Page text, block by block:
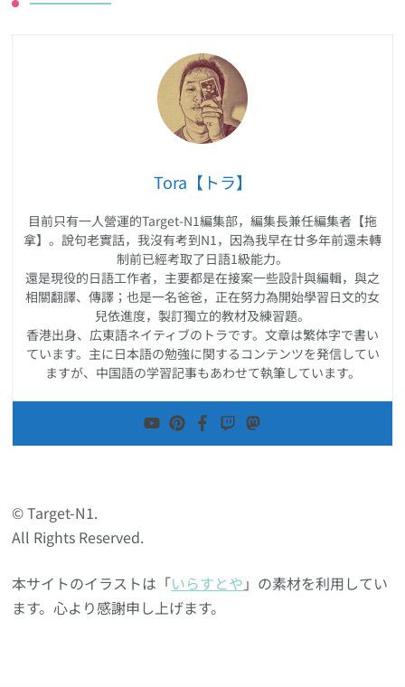
Tora【トラ】
目前只有一人營運的Target-N1編集部，編集長兼任編集者【拖
拿】。說句老實話，我沒有考到N1，因為我早在廿多年前還未轉
制前已經考取了日語1級能力。
還是現役的日語工作者，主要都是在接案一些設計與編輯，與之
相關翻譯、傳譯；也是一名爸爸，正在努力為開始學習日文的女
兒依進度，製訂獨立的教材及練習題。
香港出身、広東語ネイティブのトラです。文章は繁体字で書い
ています。主に日本語の勉強に関するコンテンツを発信してい
ますが、中国語の学習記事もあわせて執筆しています。
© Target-N1.
All Rights Reserved.
本サイトのイラストは「いらすとや 」の素材を利用してい
ます。心より感謝申し上げます。